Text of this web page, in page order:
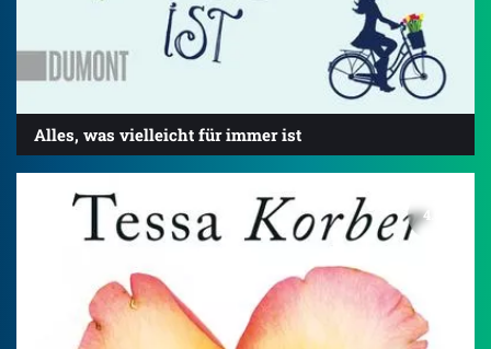
Alles, was vielleicht für immer ist
4.0